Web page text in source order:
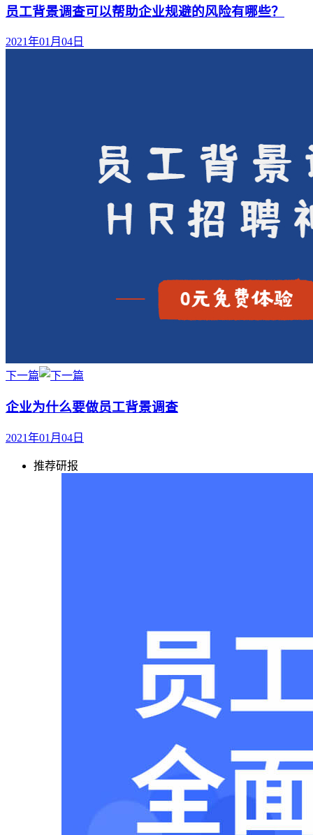
员工背景调查可以帮助企业规避的风险有哪些？
2021年01月04日
下一篇
企业为什么要做员工背景调查
2021年01月04日
推荐研报